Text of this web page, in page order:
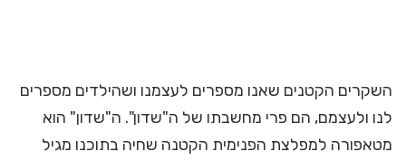
השקרים הקטנים שאנו מספרים לעצמנו ושהילדים מספרים
לנו ולעצמם, הם פרי מחשבתו של ה"שדון". ה"שדון" הוא
מטאפורה למפלצת הפנימית הקטנה שחיה בתוכנו מגיל